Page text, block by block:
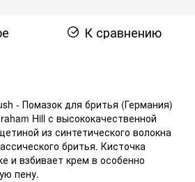
К сравнению
- Помазок для бритья (Германия)
Hill с высококачественной
из синтетического волокна
бритья. Кисточка
и взбивает крем в особенно
пену.